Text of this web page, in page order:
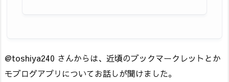
@toshiya240 さんからは、近頃のブックマークレットとか
モブログアプリについてお話しが聞けました。